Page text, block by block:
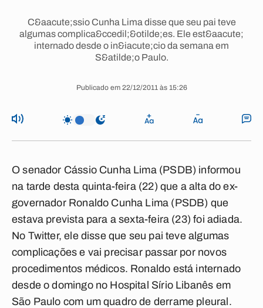
C&aacute;ssio Cunha Lima disse que seu pai teve
algumas complica&ccedil;&otilde;es. Ele est&aacute;
internado desde o in&iacute;cio da semana em
S&atilde;o Paulo.
Publicado em 22/12/2011 às 15:26
O senador Cássio Cunha Lima (PSDB) informou
na tarde desta quinta-feira (22) que a alta do ex-
governador Ronaldo Cunha Lima (PSDB) que
estava prevista para a sexta-feira (23) foi adiada.
No Twitter, ele disse que seu pai teve algumas
complicações e vai precisar passar por novos
procedimentos médicos. Ronaldo está internado
desde o domingo no Hospital Sírio Libanês em
São Paulo com um quadro de derrame pleural.